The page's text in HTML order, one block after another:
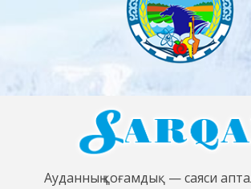
Ауданның қоғамдық — саяси